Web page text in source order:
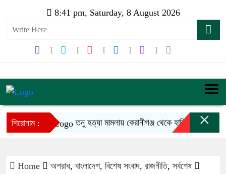
8:41 pm, Saturday, 8 August 2026
শিরোনাম : তনু হত্যা মামলায় কেরানীগঞ্জ থেকে হাফিজুর গ্রেফতার
×
Home অপরাধ, বাংলাদেশ, বিশেষ সংবাদ, রাজনীতি, সর্বশেষ